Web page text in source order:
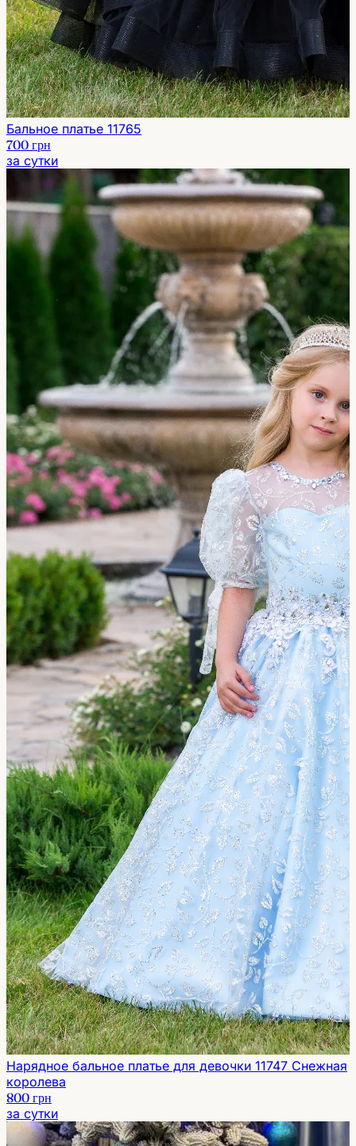
Бальное платье 11765
700 грн
за сутки
Нарядное бальное платье для девочки 11747 Снежная
королева
800 грн
за сутки